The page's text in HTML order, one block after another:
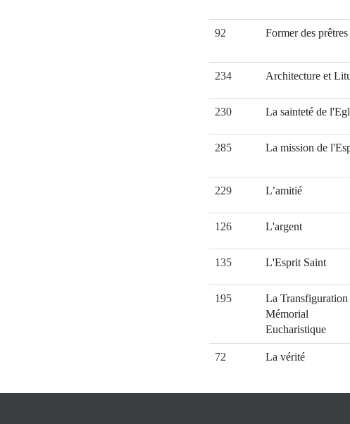
92 Former des prêtres
234 Architecture et
230 La sainteté de
285 La mission de
229 L’amitié
126 L'argent
135 L'Esprit Saint
195
La Transfiguration
Mémorial
Eucharistique
72 La vérité